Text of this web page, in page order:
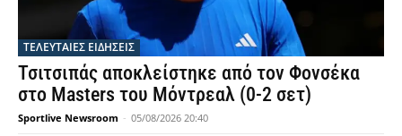
ΤΕΛΕΥΤΑΙΕΣ ΕΙΔΗΣΕΙΣ
Τσιτσιπάς αποκλείστηκε από τον Φονσέκα
στο Masters του Μόντρεαλ (0-2 σετ)
Sportlive Newsroom - 05/08/2026 20:40